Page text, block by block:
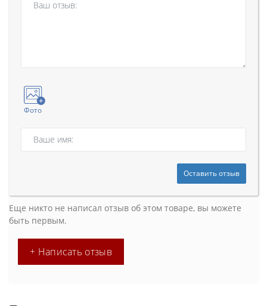
Фото
Оставить отзыв
Еще никто не написал отзыв об этом товаре, вы можете
быть первым.
+ Написать отзыв